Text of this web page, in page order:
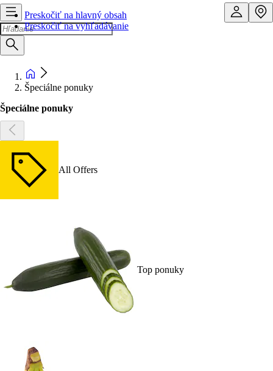
Preskočiť na hlavný obsah
Preskočiť na vyhľadávanie
Špeciálne ponuky
Špeciálne ponuky
All Offers
Top ponuky